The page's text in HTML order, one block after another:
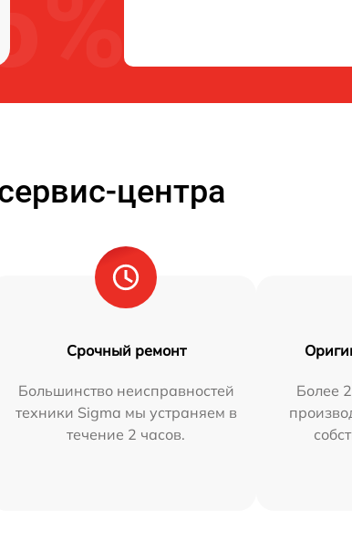
центра
Срочный ремонт
Большинство неисправностей
техники Sigma мы устраняем в
течение 2 часов.
Более